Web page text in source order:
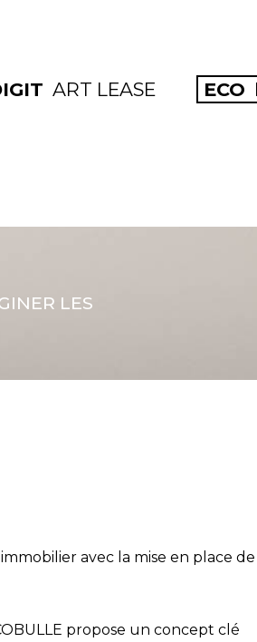
ART LEASE ECO
LES
avec la mise en place de
propose un concept clé